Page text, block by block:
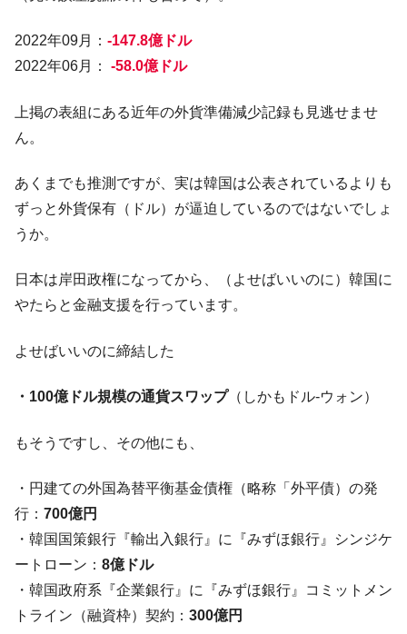
2022年09月： -147.8億ドル
2022年06月：
-58.0億ドル
上掲の表組にある近年の外貨準備減少記録も見逃せませ
ん。
あくまでも推測ですが、実は韓国は公表されているよりも
ずっと外貨保有（ドル）が逼迫しているのではないでしょ
うか。
日本は岸田政権になってから、（よせばいいのに）韓国に
やたらと金融支援を行っています。
よせばいいのに締結した
・100億ドル規模の通貨スワップ（しかもドル-ウォン）
もそうですし、その他にも、
・円建ての外国為替平衡基金債権（略称「外平債）の発
行： 700億円
・韓国国策銀行『輸出入銀行』に『みずほ銀行』シンジケ
ートローン： 8億ドル
・韓国政府系『企業銀行』に『みずほ銀行』コミットメン
トライン（融資枠）契約： 300億円